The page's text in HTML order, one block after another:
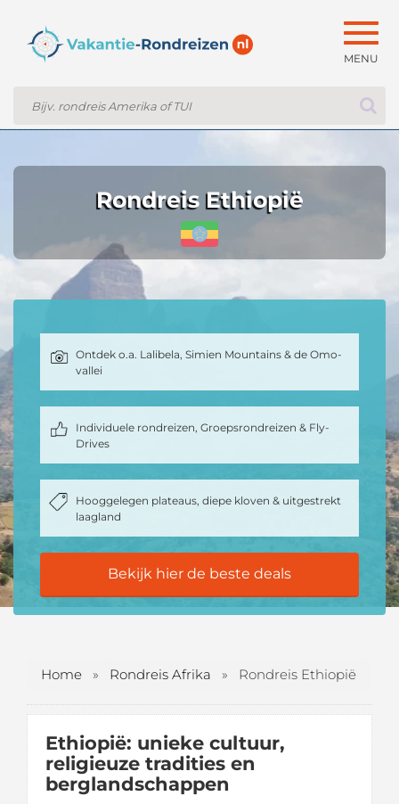
Rondreis Ethiopië
Ontdek o.a. Lalibela, Simien Mountains & de Omo-
vallei
Individuele rondreizen, Groepsrondreizen & Fly-
Drives
Hooggelegen plateaus, diepe kloven & uitgestrekt
laagland
Bekijk hier de beste deals
Home » Rondreis Afrika » Rondreis Ethiopië
Ethiopië: unieke cultuur,
religieuze tradities en
berglandschappen